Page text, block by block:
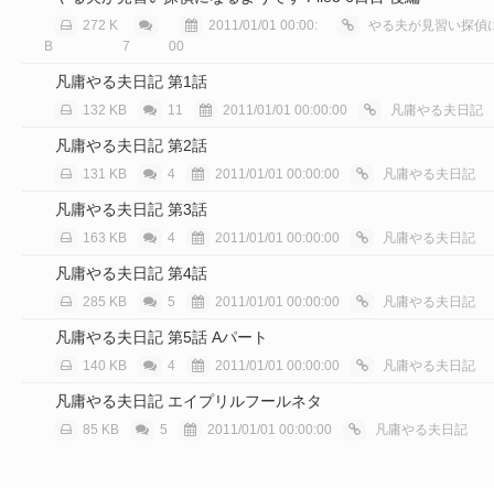
272 K
B
7
2011/01/01 00:00:
00
やる夫が見習い探偵に
凡庸やる夫日記 第1話
132 KB 11 2011/01/01 00:00:00 凡庸やる夫日記
凡庸やる夫日記 第2話
131 KB 4 2011/01/01 00:00:00 凡庸やる夫日記
凡庸やる夫日記 第3話
163 KB 4 2011/01/01 00:00:00 凡庸やる夫日記
凡庸やる夫日記 第4話
285 KB 5 2011/01/01 00:00:00 凡庸やる夫日記
凡庸やる夫日記 第5話 Aパート
140 KB 4 2011/01/01 00:00:00 凡庸やる夫日記
凡庸やる夫日記 エイプリルフールネタ
85 KB 5 2011/01/01 00:00:00 凡庸やる夫日記